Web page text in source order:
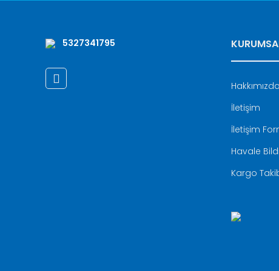
5327341795
Hakkımızda
İletişim
İletişim
Havale
Kargo